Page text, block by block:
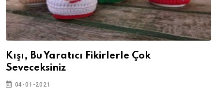
Kışı, Bu Yaratıcı Fikirlerle Çok
Seveceksiniz
04-01-2021